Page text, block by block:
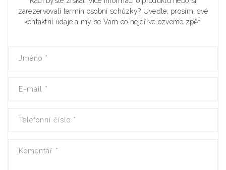
zarezervovali termín osobní schůzky? Uveďte, prosím, své
kontaktní údaje a my se Vám co nejdříve ozveme zpět.
Jméno *
E-mail *
Telefonní číslo *
Komentář *